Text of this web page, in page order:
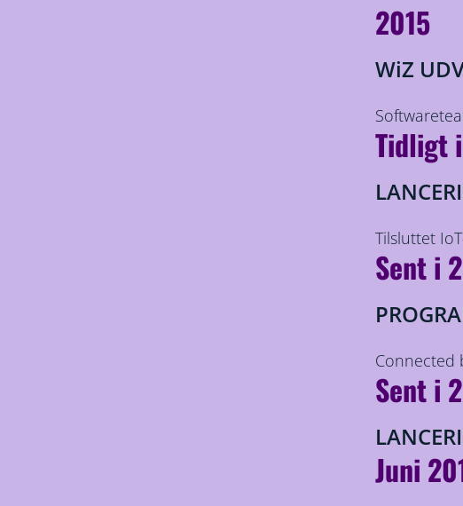
2015
WiZ
Tidligt
Tilsluttet
Sent i
Connected
Sent i
Juni